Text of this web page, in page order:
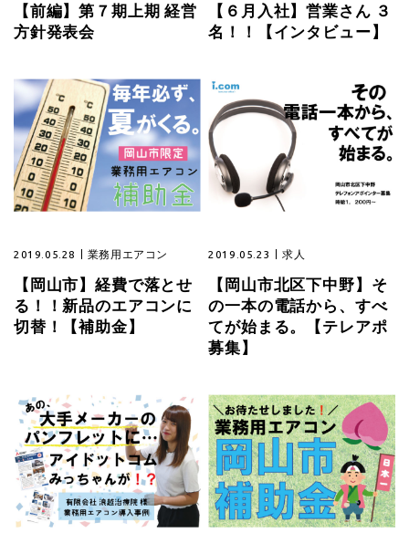
【前編】第７期上期 経営
方針発表会
【６月入社】営業さん ３
名！！【インタビュー】
2019.05.28 業務用エアコン
【岡山市】経費で落とせ
る！！新品のエアコンに
切替！【補助金】
2019.05.23 求人
【岡山市北区下中野】そ
の一本の電話から、すべ
てが始まる。【テレアポ
募集】